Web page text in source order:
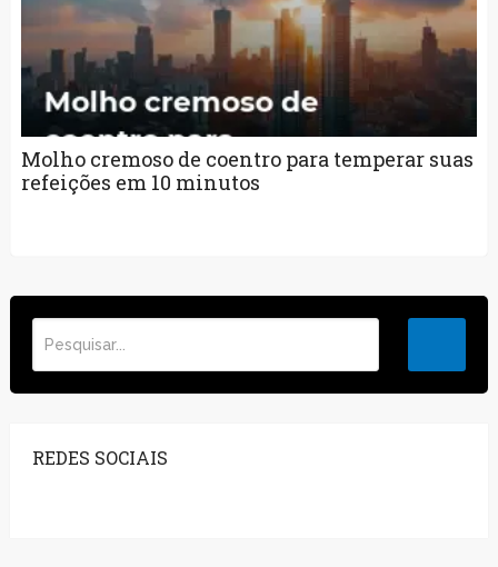
Molho cremoso de coentro para temperar suas
refeições em 10 minutos
REDES SOCIAIS